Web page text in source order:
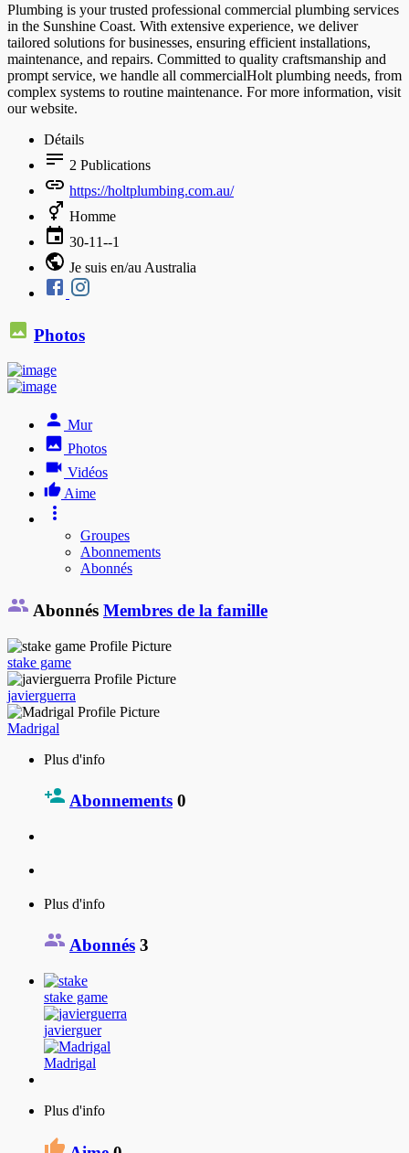
Plumbing is your trusted professional commercial plumbing services
in the Sunshine Coast. With extensive experience, we deliver
tailored solutions for businesses, ensuring efficient installations,
maintenance, and repairs. Committed to quality craftsmanship and
prompt service, we handle all commercialHolt plumbing needs, from
complex systems to routine maintenance. For more information, visit
our website.
Détails
2 Publications
https://holtplumbing.com.au/
Homme
30-11--1
Je suis en/au Australia
Photos
Mur
Photos
Vidéos
Aime
Groupes
Abonnements
Abonnés
Abonnés Membres de la famille
stake game
javierguerra
Madrigal
Plus d'info
Abonnements 0
Plus d'info
Abonnés 3
stake game
javierguer
Madrigal
Plus d'info